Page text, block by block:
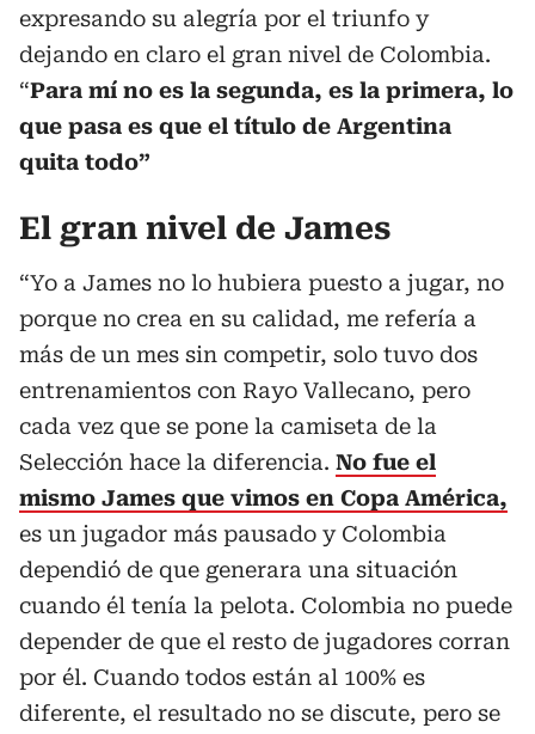
expresando su alegría por el triunfo y
dejando en claro el gran nivel de Colombia.
“Para mí no es la segunda, es la primera, lo
que pasa es que el título de Argentina
quita todo”
El gran nivel de James
“Yo a James no lo hubiera puesto a jugar, no
porque no crea en su calidad, me refería a
más de un mes sin competir, solo tuvo dos
entrenamientos con Rayo Vallecano, pero
cada vez que se pone la camiseta de la
Selección hace la diferencia. No fue el
mismo James que vimos en Copa América,
es un jugador más pausado y Colombia
dependió de que generara una situación
cuando él tenía la pelota. Colombia no puede
depender de que el resto de jugadores corran
por él. Cuando todos están al 100% es
diferente, el resultado no se discute, pero se